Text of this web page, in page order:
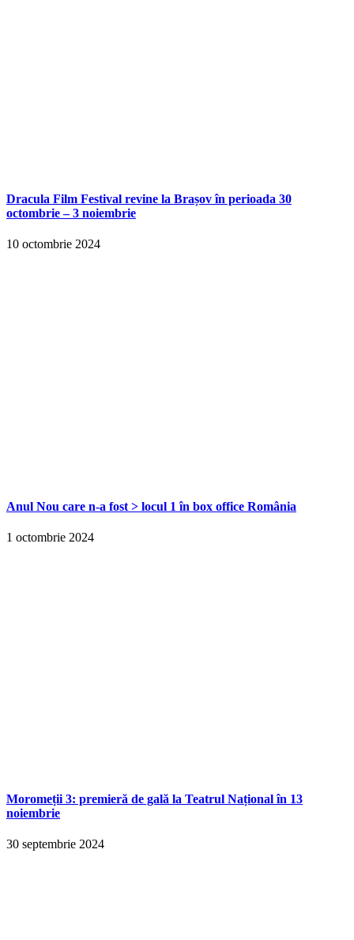
Dracula Film Festival revine la Brașov în perioada 30
octombrie – 3 noiembrie
10 octombrie 2024
Anul Nou care n-a fost > locul 1 în box office România
1 octombrie 2024
Moromeții 3: premieră de gală la Teatrul Național în 13
noiembrie
30 septembrie 2024